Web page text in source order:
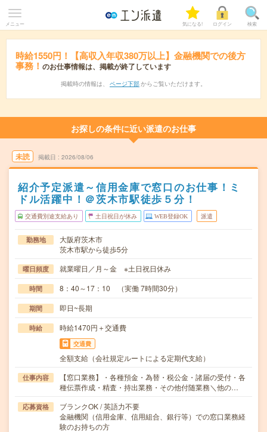
メニュー 気になる! ログイン 検索
時給1550円！【高収入年収380万以上】金融機関での後方
事務！ のお仕事情報は、掲載が終了しています
掲載時の情報は、 ページ下部 からご覧いただけます。
お探しの条件に近い派遣のお仕事
未読 掲載日 2026/08/06
紹介予定派遣～信用金庫で窓口のお仕事！ミ
ドル活躍中！＠茨木市駅徒歩５分！
交通費別途支給あり 土日祝日が休み WEB登録OK 派遣
勤務地
大阪府茨木市
茨木市駅から徒歩5分
曜日頻度 就業曜日／月～金 ※土日祝日休み
時間 8：40～17：10 （実働 7時間30分）
期間 即日~長期
時給 時給1470円＋交通費
交通費
全額支給（会社規定ルートによる定期代支給）
仕事内容
【窓口業務】・各種預金・為替・税公金・諸届の受付・各
種伝票作成・精査・持出業務・その他付随業務＼他の…
応募資格
ブランクOK / 英語力不要
金融機関（信用金庫、信用組合、銀行等）での窓口業務経
験のお持ちの方